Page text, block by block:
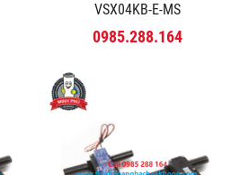
VSX04KB-E-MS
0985.288.164